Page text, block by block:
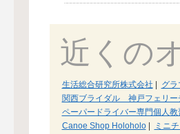
近くの
生活総合研究所株式会社 グ
関西ブライダル 神戸フェリー
ペーパードライバー専門個人
Canoe Shop Holoholo|
ミニ